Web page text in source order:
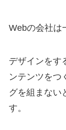
Webの会社は
デザインをす
ンテンツをつ
グを組まない
す。